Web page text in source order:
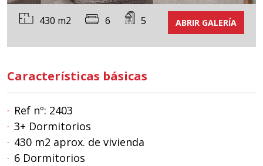
430 m2 6 5 ABRIR GALERÍA
Características básicas
Ref nº: 2403
3+ Dormitorios
430 m2 aprox. de vivienda
6 Dormitorios